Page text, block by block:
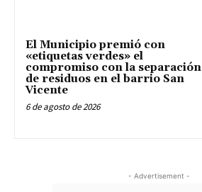
El Municipio premió con
«etiquetas verdes» el
compromiso con la separación
de residuos en el barrio San
Vicente
6 de agosto de 2026
- Advertisement -